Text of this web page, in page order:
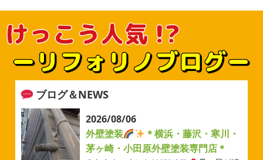
ブログ＆NEWS
2026/08/06
外壁塗装
＊横浜・藤沢・寒川・
茅ヶ崎・小田原外壁塗装専門店＊